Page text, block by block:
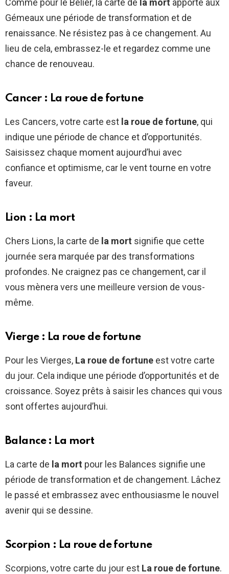
Gémeaux une période de transformation et de
renaissance. Ne résistez pas à ce changement. Au
lieu de cela, embrassez-le et regardez comme une
chance de renouveau.
Cancer : La roue de fortune
Les Cancers, votre carte est la roue de fortune, qui
indique une période de chance et d’opportunités.
Saisissez chaque moment aujourd’hui avec
confiance et optimisme, car le vent tourne en votre
faveur.
Lion : La mort
Chers Lions, la carte de la mort signifie que cette
journée sera marquée par des transformations
profondes. Ne craignez pas ce changement, car il
vous mènera vers une meilleure version de vous-
même.
Vierge : La roue de fortune
Pour les Vierges, La roue de fortune est votre carte
du jour. Cela indique une période d’opportunités et de
croissance. Soyez prêts à saisir les chances qui vous
sont offertes aujourd’hui.
Balance : La mort
La carte de la mort pour les Balances signifie une
période de transformation et de changement. Lâchez
le passé et embrassez avec enthousiasme le nouvel
avenir qui se dessine.
Scorpion : La roue de fortune
Scorpions, votre carte du jour est La roue de fortune.